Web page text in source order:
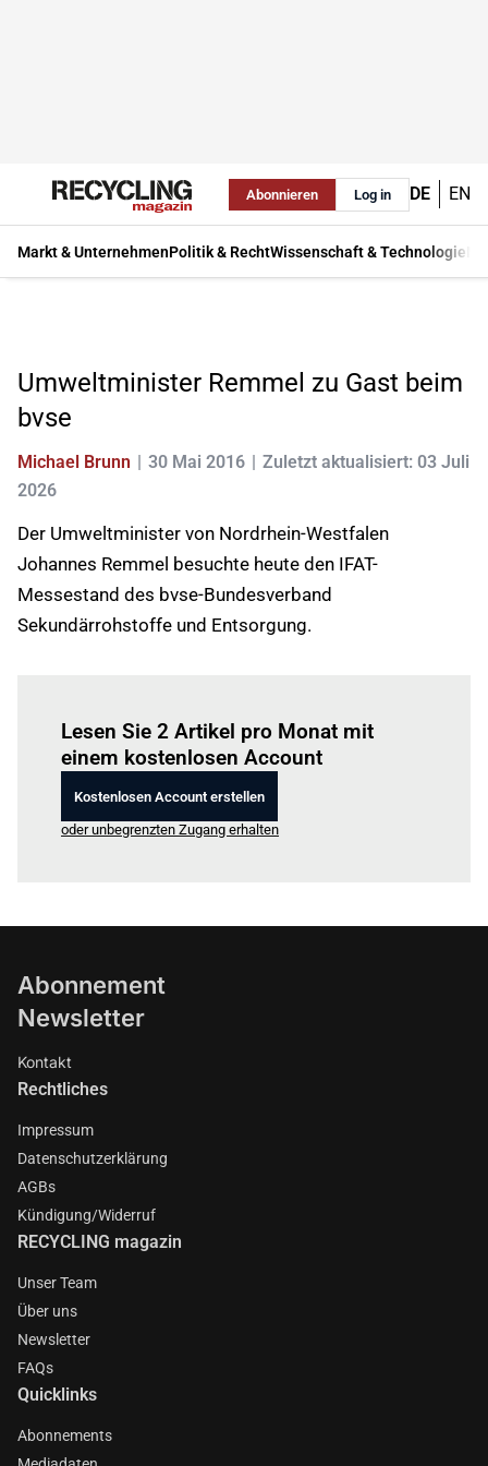
Abonnieren Log in DE EN
Markt & UnternehmenPolitik & RechtWissenschaft & Technologie
Umweltminister Remmel zu Gast beim
bvse
Michael Brunn 30 Mai 2016
Zuletzt aktualisiert: 03 Juli
2026
Der Umweltminister von Nordrhein-Westfalen
Johannes Remmel besuchte heute den IFAT-
Messestand des bvse-Bundesverband
Sekundärrohstoffe und Entsorgung.
Lesen Sie 2 Artikel pro Monat mit
einem kostenlosen Account
Kostenlosen Account erstellen
oder unbegrenzten Zugang erhalten
Abonnement
Newsletter
Kontakt
Rechtliches
Impressum
Datenschutzerklärung
AGBs
Kündigung/Widerruf
RECYCLING magazin
Unser Team
Über uns
Newsletter
FAQs
Quicklinks
Abonnements